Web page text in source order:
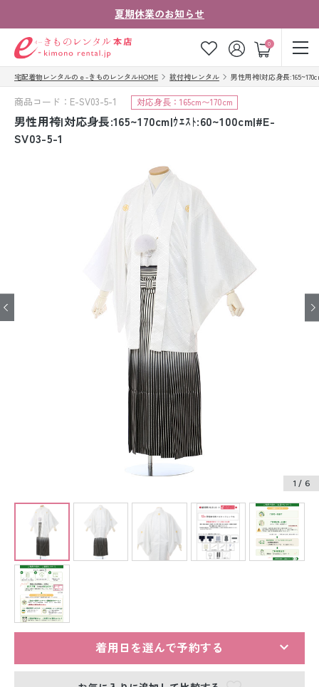
夏期休業のお知らせ
0
ゲスト
お気に入り ログイン カート
ご注文の流れ
会社案内
お客様の声
法人・グループの
お客様はこちら
ジュニア着物レンタル
ジュニア洋装レンタル
ベビー洋装レンタル
紋付袴レンタル
男性礼装レンタル
宅配着物レンタルのｅ-きものレンタルHOME 紋付袴レンタル 男性用袴|対応身長
商品コード：E-SV03-5-1 対応身長：165cm〜170cm
男性用袴|対応身長:165~170cm|ｳｴｽﾄ:60~100cm|#E-
SV03-5-1
1 / 6
着用日を選んで予約する